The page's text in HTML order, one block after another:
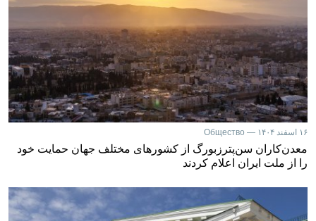
۱۶ اسفند ۱۴۰۴ — Общество
معدن‌کاران سن‌پترزبورگ از کشورهای مختلف جهان حمایت خود
را از ملت ایران اعلام کردند